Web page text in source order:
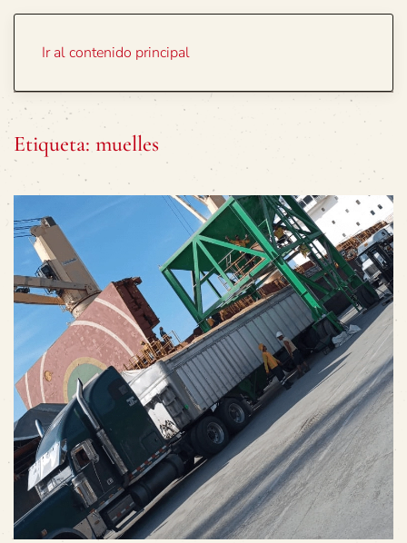
Ir al contenido principal
Etiqueta: muelles